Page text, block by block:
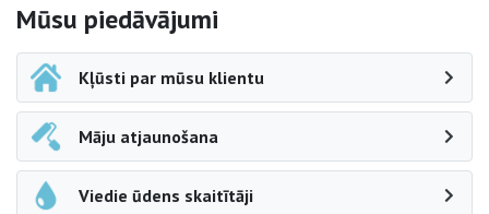
Sāna navigācija
Mūsu piedāvājumi
Kļūsti par mūsu klientu
Māju atjaunošana
Viedie ūdens skaitītāji